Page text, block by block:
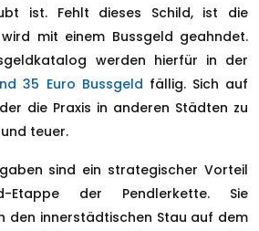
ist. Fehlt dieses Schild, ist die
mit einem Bussgeld geahndet.
werden hierfür in der
35 Euro Bussgeld fällig. Sich auf
die Praxis in anderen Städten zu
teuer.
sind ein strategischer Vorteil
der Pendlerkette. Sie
den innerstädtischen Stau auf dem